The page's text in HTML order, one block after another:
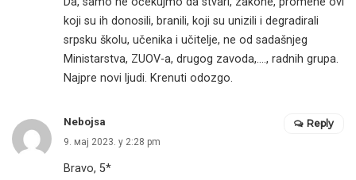
koji su ih donosili, branili, koji su unizili i degradirali
srpsku školu, učenika i učitelje, ne od sadašnjeg
Ministarstva, ZUOV-a, drugog zavoda,…., radnih grupa.
Najpre novi ljudi. Krenuti odozgo.
Nebojsa
9. мај 2023. у 2:28 pm
Bravo, 5*
Reply